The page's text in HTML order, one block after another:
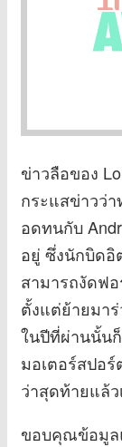
ข่าวลือของ
กระแสข่าวว่า
อดทนกับ
อยู่ ซึ่งนักบิดอิ
สามารถงัดฟ
ตั้งแต่ย้ายมา
ในปีที่ผ่านนั้น
มอเตอร์สปอ
ว่าสุดท้ายแล้ว
ขอบคุณข้อมูล